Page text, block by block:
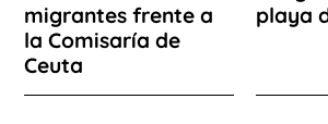
migrantes frente a
la Comisaría de
Ceuta
playa